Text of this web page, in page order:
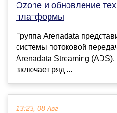
Ozone и обновление
платформы
Группа Arenadata
системы потоковой
Arenadata Streaming (ADS).
включает ряд ...
13:23, 08 Авг